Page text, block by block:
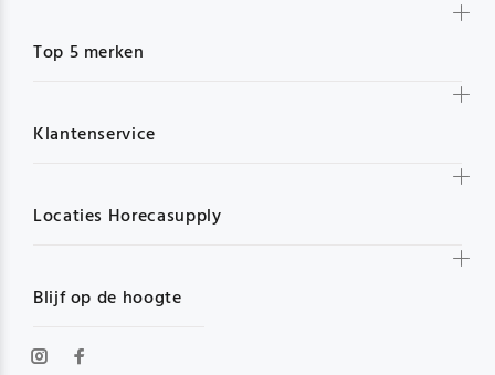
Blijf op de hoogte
Top 5 merken
Klantenservice
Locaties Horecasupply